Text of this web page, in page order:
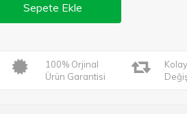
Sepete Ekle
100% Orjinal
Ürün Garantisi